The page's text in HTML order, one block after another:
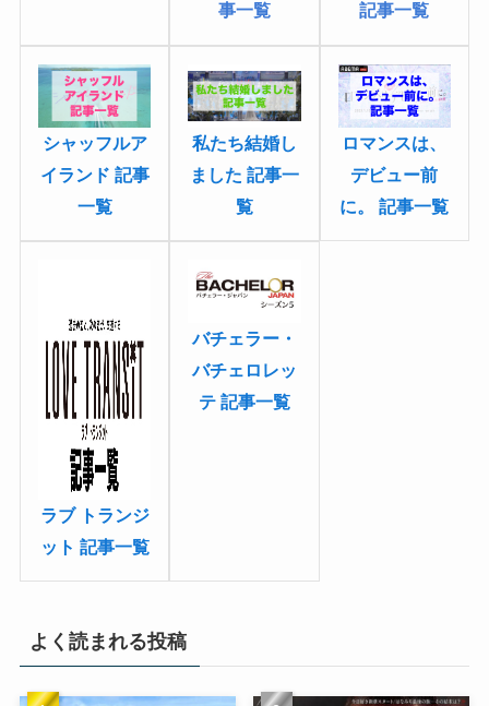
事一覧
記事一覧
シャッフルア
イランド 記事
一覧
私たち結婚し
ました 記事一
覧
ロマンスは、
デビュー前
に。 記事一覧
ラブ トランジ
ット 記事一覧
バチェラー・
バチェロレッ
テ 記事一覧
よく読まれる投稿